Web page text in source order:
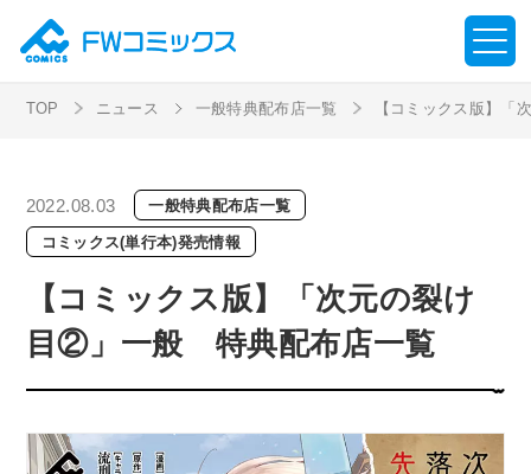
TOP ニュース 一般特典配布店一覧 【コミックス版】
2022.08.03 一般特典配布店一覧
コミックス(単行本)発売情報
【コミックス版】「次元の裂け
目②」一般 特典配布店一覧